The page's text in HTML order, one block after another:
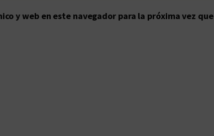
y web en este navegador para la próxima vez que